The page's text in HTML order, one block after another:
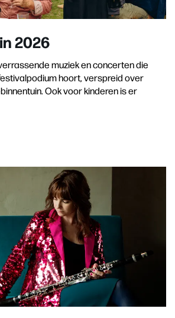
2026
muziek en concerten die
hoort, verspreid over
Ook voor kinderen is er